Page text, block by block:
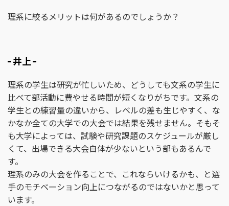
理系に絞るメリットは何があるのでしょうか？
井上
理系の学生は研究が忙しいため、どうしても文系の学生に
比べて部活動に費やせる時間が短くなりがちです。文系の
学生との練習量の違いから、レベルの差も生じやすく、な
かなか全ての大学での大会では結果を残せません。そもそ
も大学によっては、試験や研究課題のスケジュールが厳し
くて、出場できる大会自体が少ないという部もあるんで
す。
理系のみの大会を作ることで、これならいけるかも、と選
手のモチベーション向上につながるのではないかと思って
います。